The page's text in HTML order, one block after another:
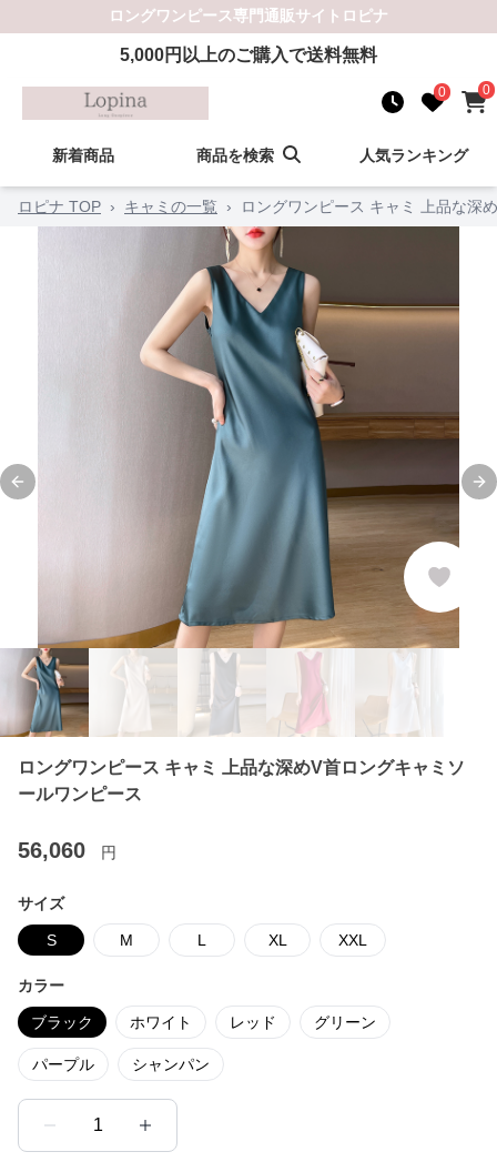
ロングワンピース専門通販サイト ロピナ
5,000円以上のご購入で送料無料
0 0
新着商品 商品を検索 人気ランキング
ロピナ TOP › キャミの一覧 › ロングワンピース キャミ 上品な深
Previous slide
ロングワンピース キャミ 上品な深めV首ロングキャミソ
ールワンピース
56,060 円
サイズ
S M L XL XXL
カラー
ブラック ホワイト レッド グリーン
パープル シャンパン
1